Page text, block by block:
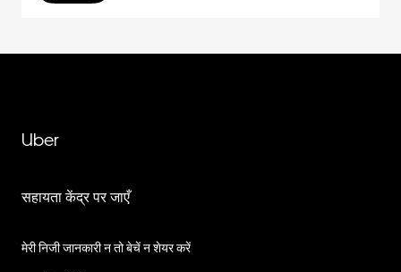
Uber
सहायता केंद्र पर जाएँ
मेरी निजी जानकारी न तो बेचें न शेयर करें